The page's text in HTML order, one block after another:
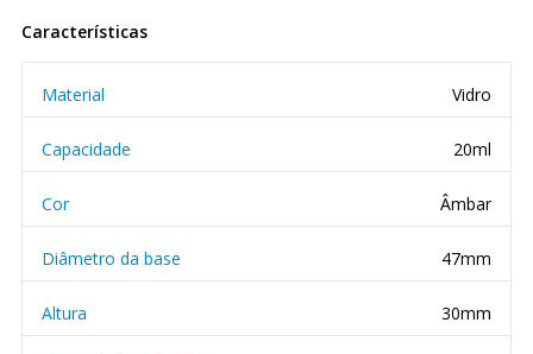
Características
Material Vidro
Capacidade 20ml
Cor Âmbar
Diâmetro da base 47mm
Altura 30mm